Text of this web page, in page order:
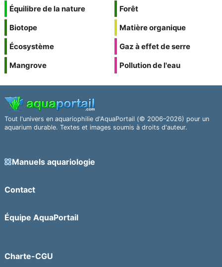
Équilibre de la nature
Biotope
Écosystème
Mangrove
Forêt
Matière organique
Gaz à effet de serre
Pollution de l'eau
Tout l'univers en aquariophilie d'AquaPortail (© 2006–2026) pour un
aquarium durable. Textes et images soumis à droits d'auteur.
Manuels aquariologie
Contact
Équipe AquaPortail
Charte-CGU